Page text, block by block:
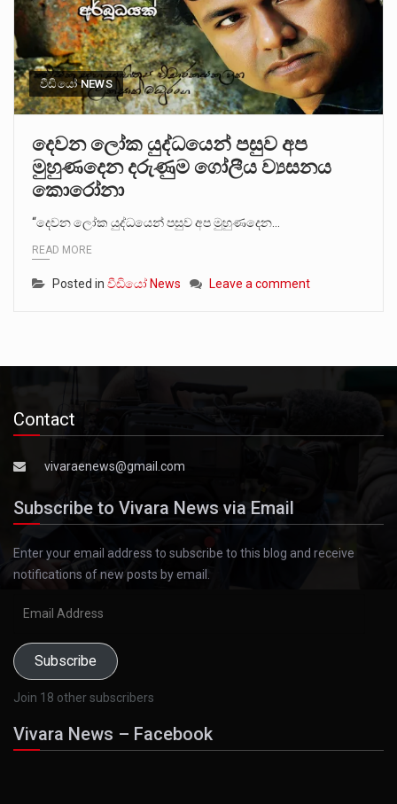
වීඩියෝ NEWS
දෙවන ලෝක යුද්ධයෙන් පසුව අප
මුහුණදෙන දරුණුම ගෝලීය ව්‍යසනය
කොරෝනා
“දෙවන ලෝක යුද්ධයෙන් පසුව අප මුහුණදෙන…
READ MORE
Posted in වීඩියෝ News Leave a comment
Contact
vivaraenews@gmail.com
Subscribe to Vivara News via Email
Enter your email address to subscribe to this blog and receive
notifications of new posts by email.
Subscribe
Join 18 other subscribers
Vivara News – Facebook